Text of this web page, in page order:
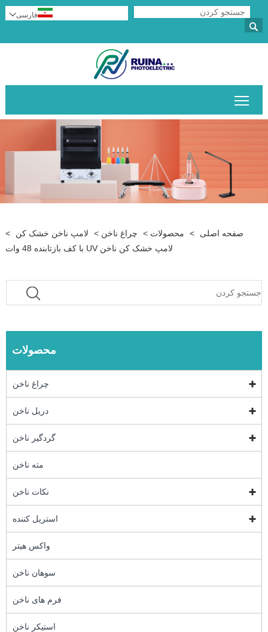

فارسی
صفحه اصلی > محصولات > چراغ ناخن > لامپ ناخن خشک کن
>
لامپ خشک کن ناخن UV با کف بازتابنده 48 وات
محصولات
چراغ ناخن
دریل ناخن
گردگیر ناخن
مته ناخن
نکات ناخن
استریل کننده
واکس هیتر
سوهان ناخن
فرم های ناخن
استیکر ناخن